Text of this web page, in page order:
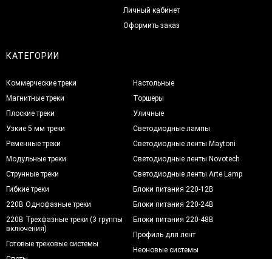
Личный кабинет
Оформить заказ
КАТЕГОРИИ
Коммерческие треки
Магнитные треки
Плоские треки
Узкие 5 мм треки
Ременные треки
Модульные треки
Струнные треки
Гибкие треки
220В Однофазные треки
220В Трехфазные треки (3 группы
включения)
Готовые трековые системы
Настольные
Торшеры
Уличные
Светодиодные лампы
Светодиодные ленты Maytoni
Светодиодные ленты Novotech
Светодиодные ленты Arte Lamp
Блоки питания 220-12В
Блоки питания 220-24В
Блоки питания 220-48В
Профиль для лент
Неоновые системы